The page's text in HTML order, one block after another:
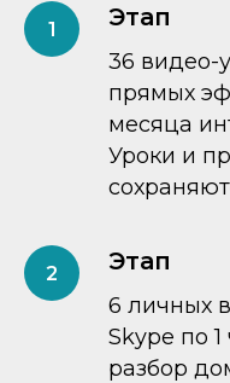
Этап
36 видео-
прямых
месяца
Уроки и
Этап
6 личных
Skype по
разбор